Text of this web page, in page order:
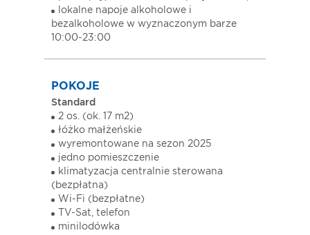
lokalne napoje alkoholowe i
bezalkoholowe w wyznaczonym barze
10:00-23:00
POKOJE
Standard
2 os. (ok. 17 m2)
łóżko małżeńskie
wyremontowane na sezon 2025
jedno pomieszczenie
klimatyzacja centralnie sterowana
(bezpłatna)
Wi-Fi (bezpłatne)
TV-Sat, telefon
minilodówka